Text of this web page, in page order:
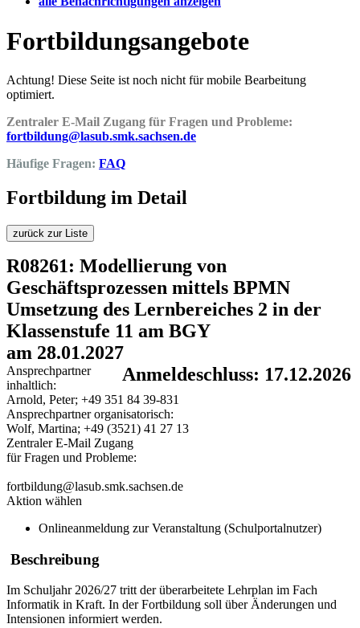
Fortbildungsangebote
Achtung! Diese Seite ist noch nicht für mobile Bearbeitung
optimiert.
Zentraler E-Mail Zugang für Fragen und Probleme:
fortbildung@lasub.smk.sachsen.de
Häufige Fragen: FAQ
Fortbildung im Detail
zurück zur Liste
R08261: Modellierung von
Geschäftsprozessen mittels BPMN
Umsetzung des Lernbereiches 2 in der
Klassenstufe 11 am BGY
am 28.01.2027
Anmeldeschluss: 17.12.2026
Ansprechpartner
inhaltlich:
Arnold, Peter; +49 351 84 39-831
Ansprechpartner organisatorisch:
Wolf, Martina; +49 (3521) 41 27 13
Zentraler E-Mail Zugang
für Fragen und Probleme:
fortbildung@lasub.smk.sachsen.de
Aktion wählen
Onlineanmeldung zur Veranstaltung (Schulportalnutzer)
Beschreibung
Im Schuljahr 2026/27 tritt der überarbeitete Lehrplan im Fach
Informatik in Kraft. In der Fortbildung soll über Änderungen und
Intensionen informiert werden.